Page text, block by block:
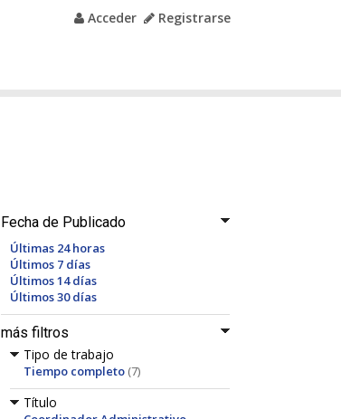
Acceder Registrarse
Fecha de Publicado
Últimas 24 horas
Últimos 7 días
Últimos 14 días
Últimos 30 días
más filtros
Tipo de trabajo
Tiempo completo (7)
Título